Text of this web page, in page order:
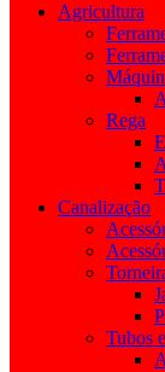
Agricultura
Rega
Canalização
Tubos